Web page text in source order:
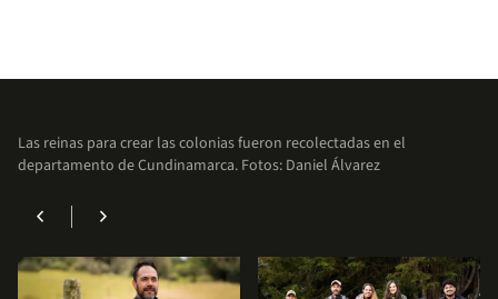
Las reinas para crear las colonias fueron recolectadas en el
departamento de Cundinamarca. Fotos: Daniel Álvarez
chevron_left chevron_right